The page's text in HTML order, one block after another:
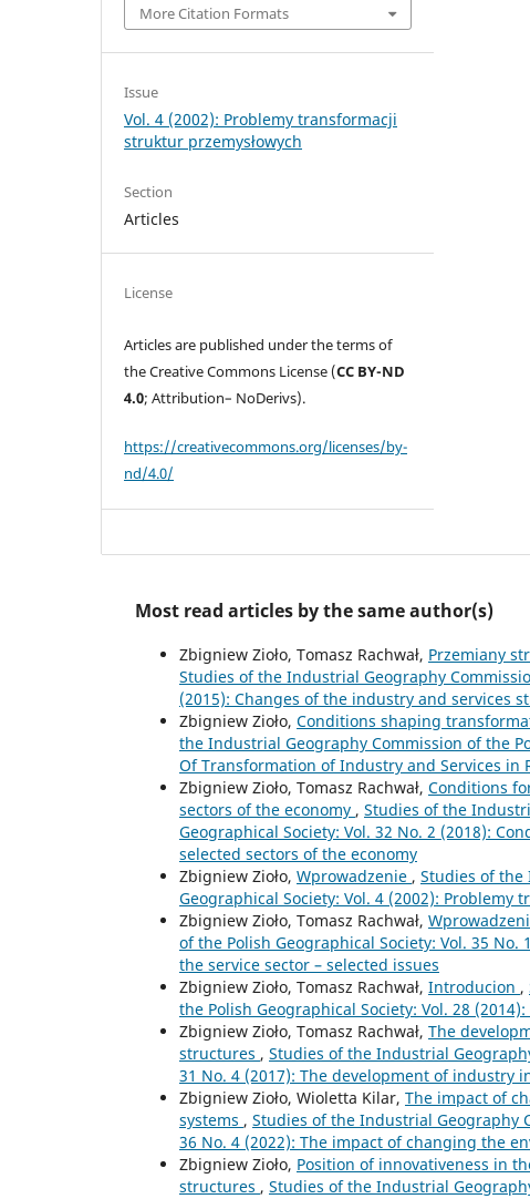
More Citation Formats
Issue
Vol. 4 (2002): Problemy transformacji
struktur przemysłowych
Section
Articles
License
Articles are published under the terms of
the Creative Commons License (CC BY-ND
4.0; Attribution– NoDerivs).
https://creativecommons.org/licenses/by-
nd/4.0/
Most read articles by the same author(s)
Zbigniew Zioło, Tomasz Rachwał, Przemiany
Studies of the Industrial Geography
(2015): Changes of the industry and services
Zbigniew Zioło, Conditions shaping
the Industrial Geography Commission of the
Of Transformation of Industry and Services in
Zbigniew Zioło, Tomasz Rachwał, Conditions
sectors of the economy , Studies of the
Geographical Society: Vol. 32 No. 2 (2018):
selected sectors of the economy
Zbigniew Zioło, Wprowadzenie , Studies of the
Geographical Society: Vol. 4 (2002): Problemy
Zbigniew Zioło, Tomasz Rachwał,
of the Polish Geographical Society: Vol. 35
the service sector – selected issues
Zbigniew Zioło, Tomasz Rachwał, Introducion ,
the Polish Geographical Society: Vol. 28
Zbigniew Zioło, Tomasz Rachwał, The
structures , Studies of the Industrial
31 No. 4 (2017): The development of industry
Zbigniew Zioło, Wioletta Kilar, The impact of
systems , Studies of the Industrial Geography
36 No. 4 (2022): The impact of changing the
Zbigniew Zioło, Position of innovativeness in
structures , Studies of the Industrial